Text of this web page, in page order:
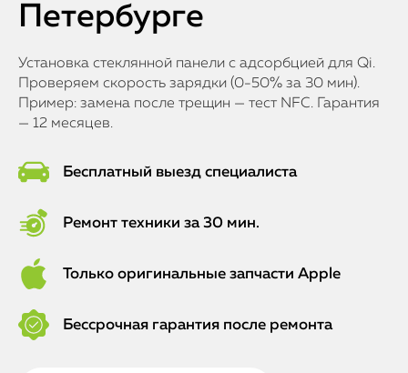
Петербурге
Установка стеклянной панели с адсорбцией для Qi.
Проверяем скорость зарядки (0-50% за 30 мин).
Пример: замена после трещин — тест NFC. Гарантия
— 12 месяцев.
Бесплатный выезд специалиста
Ремонт техники за 30 мин.
Только оригинальные запчасти Apple
Бессрочная гарантия после ремонта